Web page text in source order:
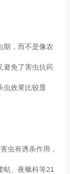
期，而不是像农
避免了害虫抗药
虫效果比较显
虫有诱杀作用，
蛄、夜蛾科等21